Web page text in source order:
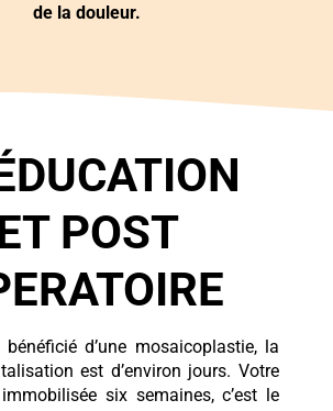
de la douleur.
POST
d’une mosaicoplastie, la
est d’environ jours. Votre
six semaines, c’est le